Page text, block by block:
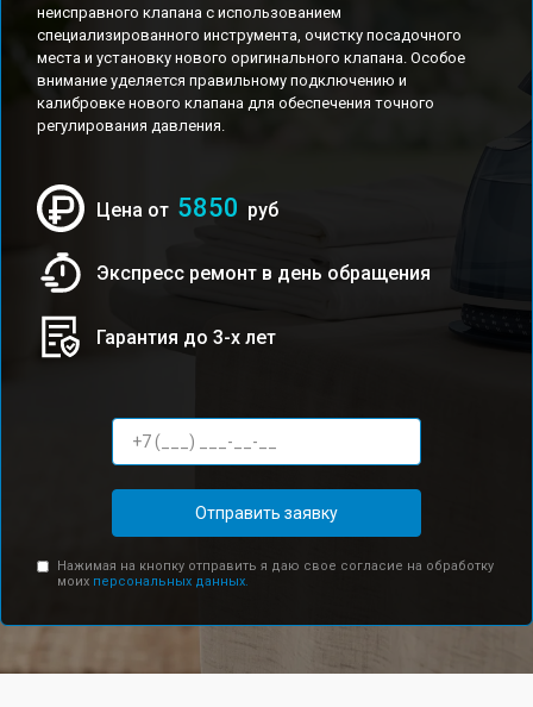
неисправного клапана с использованием
специализированного инструмента, очистку посадочного
места и установку нового оригинального клапана. Особое
внимание уделяется правильному подключению и
калибровке нового клапана для обеспечения точного
регулирования давления.
Цена от 5850 руб
Экспресс ремонт в день обращения
Гарантия до 3-х лет
Отправить заявку
Нажимая на кнопку отправить я даю свое согласие на обработку
моих персональных данных.